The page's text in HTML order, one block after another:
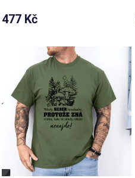
477 Kč